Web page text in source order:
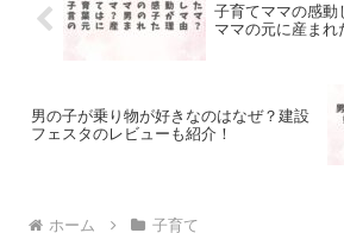
子育てママの感動
ママの元に産まれ
男の子が乗り物が好きなのはなぜ？建設
フェスタのレビューも紹介！
ホーム 子育て